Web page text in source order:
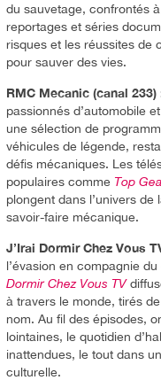
du sauvetage, confrontés
reportages et séries
risques et les réussites de
pour sauver des vies.
RMC Mecanic (canal 233)
passionnés d’automobile
une sélection de
véhicules de légende,
défis mécaniques. Les
populaires comme Top
plongent dans l’univers
savoir-faire mécanique.
J’Irai Dormir Chez Vous
l’évasion en compagnie
Dormir Chez Vous TV
à travers le monde, tirés
nom. Au fil des épisodes,
lointaines, le quotidien
inattendues, le tout dans
culturelle.